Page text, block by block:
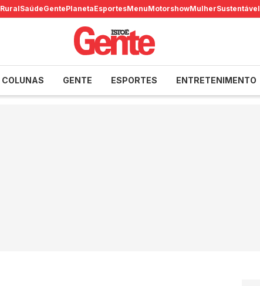
SaúdeGentePlanetaEsportesMenuMotorshowMulherSustentável
COLUNAS GENTE ESPORTES ENTRETENIMENTO